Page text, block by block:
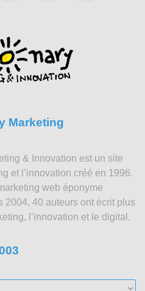
Marketing
& Innovation est un site
et l’innovation créé en 1996.
web éponyme
2004, 40 auteurs ont écrit plus
l’innovation et le digital.